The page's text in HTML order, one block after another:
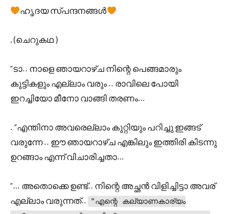
ഹൃദയ സ്പന്ദനങ്ങൾ
, (ചെറുകഥ )
“ടാ.. നാളെ ഞായറാഴ്ച നിന്റെ പെങ്ങമാരും
കുട്ടികളും എല്ലാം വരും .. രാവിലെ പോയി
ഇറച്ചിയോ മീനോ വാങ്ങി തരണം…
. “എന്തിനാ അവരെല്ലാം കുറ്റിയും പറിച്ചു ഇങ്ങട്
വരുന്നേ .. ഈ ഞായറാഴ്ച എങ്കിലും ഇത്തിരി കിടന്നു
ഉറങ്ങാം എന്ന് വിചാരിച്ചതാ…
“… അതൊക്കെ ഉണ്ട്.. നിന്റെ അച്ഛൻ വിളിച്ചിട്ടാ അവര്
എല്ലാം വരുന്നത്..
"എന്റെ കല്യാണകാര്യം